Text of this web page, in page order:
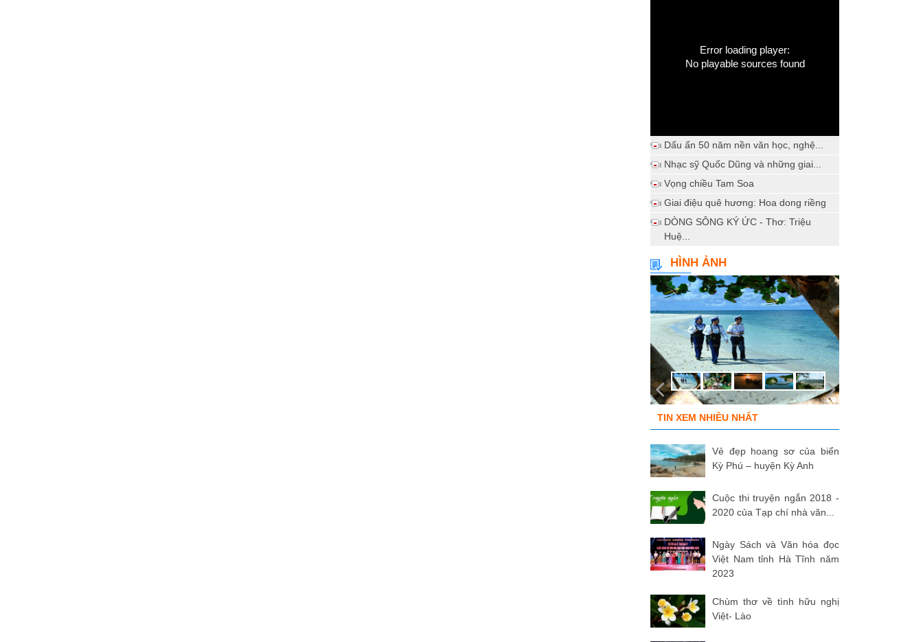
Error loading player:
No playable sources found
Dấu ấn 50 năm nền văn học, nghệ...
Nhạc sỹ Quốc Dũng và những giai...
Vọng chiều Tam Soa
Giai điệu quê hương: Hoa dong riềng
DÒNG SÔNG KÝ ỨC - Thơ: Triệu
Huệ...
HÌNH ẢNH
TIN XEM NHIỀU NHẤT
Vẻ đẹp hoang sơ của biển
Kỳ Phú – huyện Kỳ Anh
Cuộc thi truyện ngắn 2018 -
2020 của Tạp chí nhà văn...
Ngày Sách và Văn hóa đọc
Việt Nam tỉnh Hà Tĩnh năm
2023
Chùm thơ về tình hữu nghị
Việt- Lào